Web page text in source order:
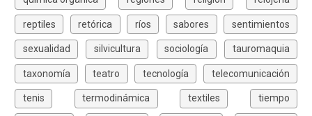
reptiles retórica ríos sabores sentimientos
sexualidad silvicultura sociología tauromaquia
taxonomía teatro tecnología telecomunicación
tenis termodinámica textiles tiempo